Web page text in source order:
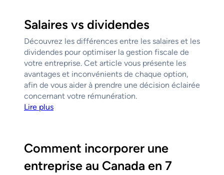
Salaires vs dividendes
Découvrez les différences entre les salaires et les
dividendes pour optimiser la gestion fiscale de
votre entreprise. Cet article vous présente les
avantages et inconvénients de chaque option,
afin de vous aider à prendre une décision éclairée
concernant votre rémunération.
Lire plus
Comment incorporer une
entreprise au Canada en 7